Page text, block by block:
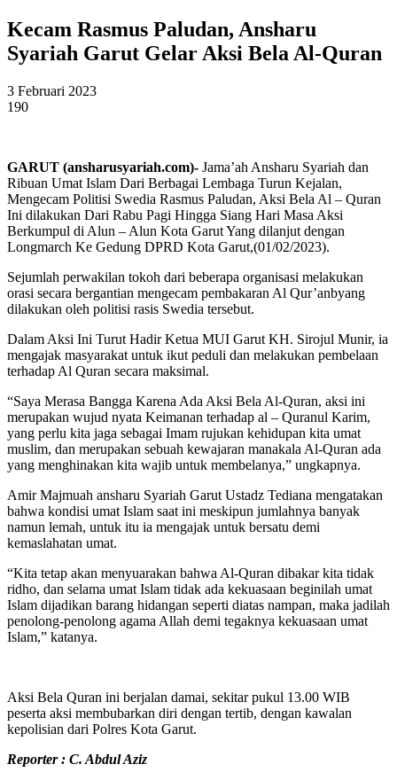
Kecam Rasmus Paludan, Ansharu
Syariah Garut Gelar Aksi Bela Al-Quran
3 Februari 2023
190
GARUT (ansharusyariah.com)- Jama’ah Ansharu Syariah dan
Ribuan Umat Islam Dari Berbagai Lembaga Turun Kejalan,
Mengecam Politisi Swedia Rasmus Paludan, Aksi Bela Al – Quran
Ini dilakukan Dari Rabu Pagi Hingga Siang Hari Masa Aksi
Berkumpul di Alun – Alun Kota Garut Yang dilanjut dengan
Longmarch Ke Gedung DPRD Kota Garut,(01/02/2023).
Sejumlah perwakilan tokoh dari beberapa organisasi melakukan
orasi secara bergantian mengecam pembakaran Al Qur’anbyang
dilakukan oleh politisi rasis Swedia tersebut.
Dalam Aksi Ini Turut Hadir Ketua MUI Garut KH. Sirojul Munir, ia
mengajak masyarakat untuk ikut peduli dan melakukan pembelaan
terhadap Al Quran secara maksimal.
“Saya Merasa Bangga Karena Ada Aksi Bela Al-Quran, aksi ini
merupakan wujud nyata Keimanan terhadap al – Quranul Karim,
yang perlu kita jaga sebagai Imam rujukan kehidupan kita umat
muslim, dan merupakan sebuah kewajaran manakala Al-Quran ada
yang menghinakan kita wajib untuk membelanya,” ungkapnya.
Amir Majmuah ansharu Syariah Garut Ustadz Tediana mengatakan
bahwa kondisi umat Islam saat ini meskipun jumlahnya banyak
namun lemah, untuk itu ia mengajak untuk bersatu demi
kemaslahatan umat.
“Kita tetap akan menyuarakan bahwa Al-Quran dibakar kita tidak
ridho, dan selama umat Islam tidak ada kekuasaan beginilah umat
Islam dijadikan barang hidangan seperti diatas nampan, maka jadilah
penolong-penolong agama Allah demi tegaknya kekuasaan umat
Islam,” katanya.
Aksi Bela Quran ini berjalan damai, sekitar pukul 13.00 WIB
peserta aksi membubarkan diri dengan tertib, dengan kawalan
kepolisian dari Polres Kota Garut.
Reporter : C. Abdul Aziz